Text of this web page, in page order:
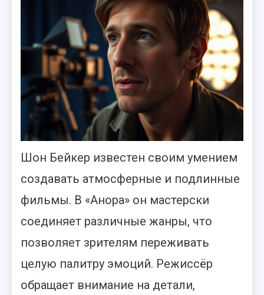
Шон Бейкер известен своим умением
создавать атмосферные и подлинные
фильмы. В «Анора» он мастерски
соединяет различные жанры, что
позволяет зрителям переживать
целую палитру эмоций. Режиссёр
обращает внимание на детали,